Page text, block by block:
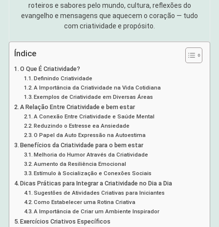
roteiros e sabores pelo mundo, cultura, reflexões do
evangelho e mensagens que aquecem o coração — tudo
com criatividade e propósito.
Índice
O Que É Criatividade?
Definindo Criatividade
A Importância da Criatividade na Vida Cotidiana
Exemplos de Criatividade em Diversas Áreas
A Relação Entre Criatividade e bem estar
A Conexão Entre Criatividade e Saúde Mental
Reduzindo o Estresse ea Ansiedade
O Papel da Auto Expressão na Autoestima
Benefícios da Criatividade para o bem estar
Melhoria do Humor Através da Criatividade
Aumento da Resiliência Emocional
Estímulo à Socialização e Conexões Sociais
Dicas Práticas para Integrar a Criatividade no Dia a Dia
Sugestões de Atividades Criativas para Iniciantes
Como Estabelecer uma Rotina Criativa
A Importância de Criar um Ambiente Inspirador
Exercícios Criativos Específicos